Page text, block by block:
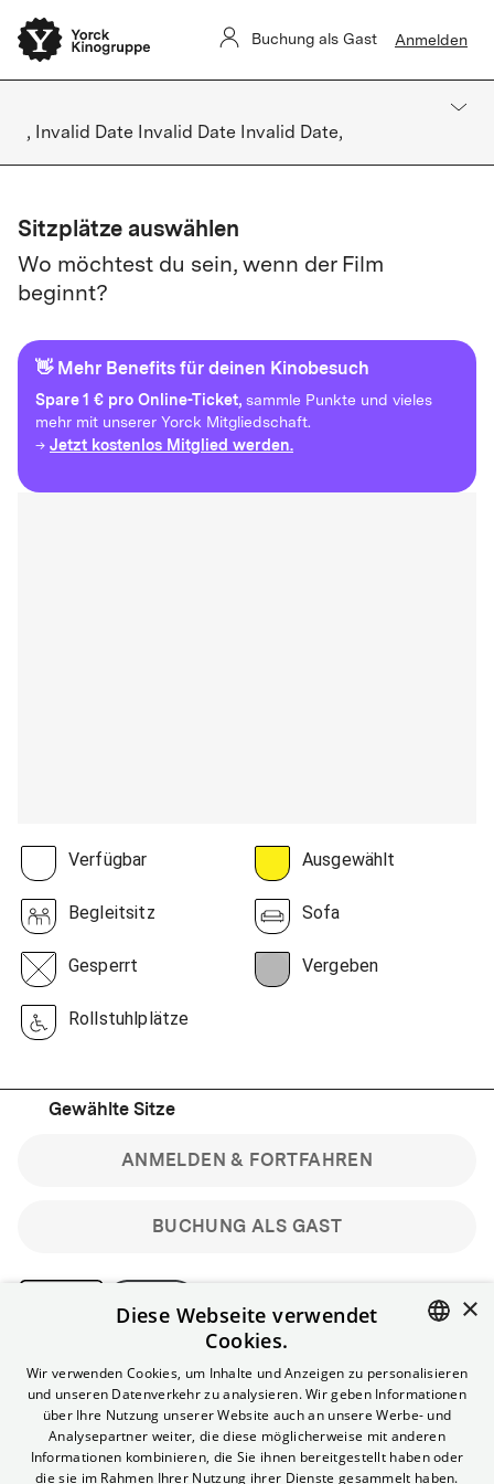
Buchung als Gast Anmelden
, Invalid Date Invalid Date Invalid Date,
Sitzplätze auswählen
Wo möchtest du sein, wenn der Film
beginnt?
👋 Mehr Benefits für deinen Kinobesuch
Spare1 € pro Online-Ticket, sammle Punkte und vieles
mehr mit unserer Yorck Mitgliedschaft.
→ Jetzt kostenlos Mitglied werden.
Verfügbar Ausgewählt
Begleitsitz Sofa
Gesperrt Vergeben
Rollstuhlplätze
Gewählte Sitze
BUCHUNG ALS GAST
ANMELDEN & FORTFAHREN
Bitte beachte: Gastbuchungen sind nicht stornierbar.
Registriere dich kostenlos für bis zu 90 min vor Filmbeginn
stornierbare Tickets für reguläre Vorstellungen.
Unlimited-Mitglied? Melde dich an, um deine Benefits
nutzen zu können.
ENGLISH
×
Diese Webseite verwendet
Cookies.
Wir verwenden Cookies, um Inhalte und Anzeigen zu personalisieren
und unseren Datenverkehr zu analysieren. Wir geben Informationen
über Ihre Nutzung unserer Website auch an unsere Werbe- und
Analysepartner weiter, die diese möglicherweise mit anderen
Informationen kombinieren, die Sie ihnen bereitgestellt haben oder
die sie im Rahmen Ihrer Nutzung ihrer Dienste gesammelt haben.